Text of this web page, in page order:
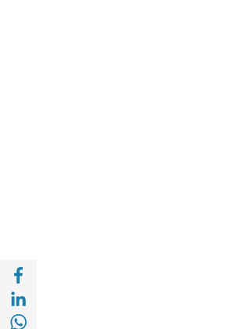
Compartir en with
Compartir en with